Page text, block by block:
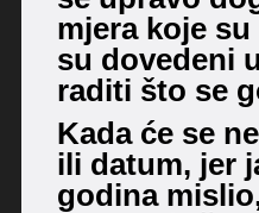
mjera koje
su dovedeni
raditi što se
Kada će se
ili datum, jer
godina